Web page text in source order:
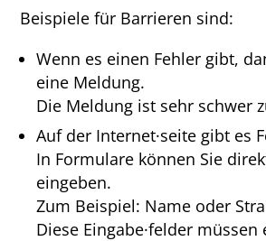
Beispiele für Barrieren sind:
Wenn es einen Fehler gibt,
eine Meldung.
Die Meldung ist sehr schwer
Auf der Internet·seite gibt es
In Formulare können Sie
eingeben.
Zum Beispiel: Name oder
Diese Eingabe·felder